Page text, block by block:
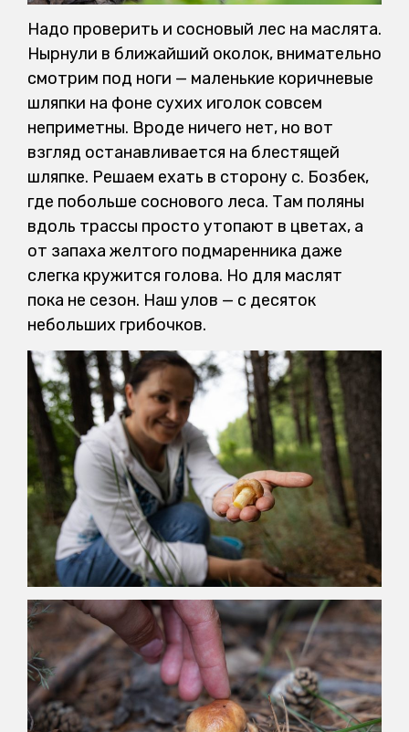
Надо проверить и сосновый лес на маслята.
Нырнули в ближайший околок, внимательно
смотрим под ноги — маленькие коричневые
шляпки на фоне сухих иголок совсем
неприметны. Вроде ничего нет, но вот
взгляд останавливается на блестящей
шляпке. Решаем ехать в сторону с. Бозбек,
где побольше соснового леса. Там поляны
вдоль трассы просто утопают в цветах, а
от запаха желтого подмаренника даже
слегка кружится голова. Но для маслят
пока не сезон. Наш улов — с десяток
небольших грибочков.